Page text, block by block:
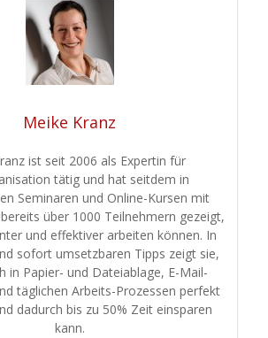
Meike Kranz
ist seit 2006 als Expertin für
tätig und hat seitdem in
Seminaren und Online-Kursen mit
über 1000 Teilnehmern gezeigt,
und effektiver arbeiten können. In
sofort umsetzbaren Tipps zeigt sie,
in Papier- und Dateiablage, E-Mail-
täglichen Arbeits-Prozessen perfekt
dadurch bis zu 50% Zeit einsparen
kann.